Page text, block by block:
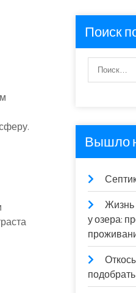
Поиск
Вышло
Жизнь
у озера: